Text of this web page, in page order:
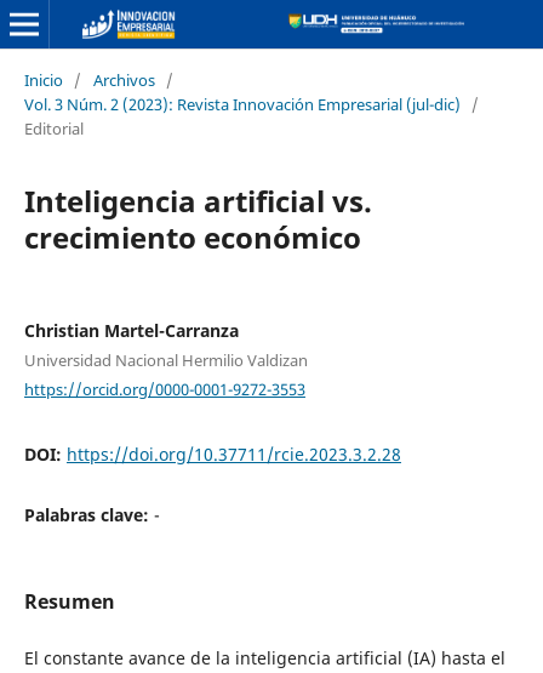
Inicio / Archivos /
Vol. 3 Núm. 2 (2023): Revista Innovación Empresarial (jul-dic)
/
Editorial
Inteligencia artificial vs.
crecimiento económico
Christian Martel-Carranza
Universidad Nacional Hermilio Valdizan
https://orcid.org/0000-0001-9272-3553
DOI: https://doi.org/10.37711/rcie.2023.3.2.28
Palabras clave: -
Resumen
El constante avance de la inteligencia artificial (IA) hasta el